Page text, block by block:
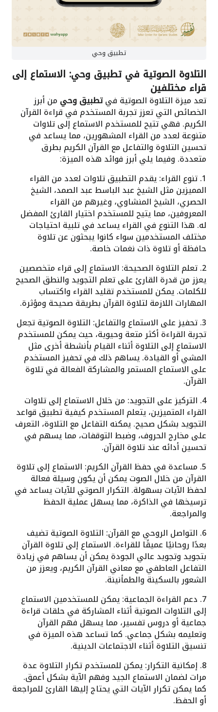
تطبيق وحي
التلاوة الصوتية في تطبيق وحي: الاستماع إلى
قراء مختلفين
تعد ميزة التلاوة الصوتية فيتطبيق وحي من أبرز
الخصائص التي تعزز تجربة المستخدم في قراءة القرآن
الكريم. فهي تتيح للمستخدم الاستماع إلى تلاوات
متنوعة لعدد من القراء المشهورين، مما يساعد في
تحسين التلاوة والتفاعل مع القرآن الكريم بطرق
متعددة. وفيما يلي أبرز فوائد هذه الميزة:
1. تنوع القراء: يقدم التطبيق تلاوات لعدد من القراء
المميزين مثل الشيخ عبد الباسط عبد الصمد، الشيخ
الحصري، الشيخ المنشاوي، وغيرهم من القراء
المعروفين، مما يتيح للمستخدم اختيار القارئ المفضل
له. هذا التنوع في القراء يساعد في تلبية احتياجات
مختلف المستخدمين سواء كانوا يبحثون عن تلاوة
حافظة أو تلاوة ذات نغمات خاصة.
2. تعلم التلاوة الصحيحة: الاستماع إلى قراء متخصصين
يعزز من قدرة القارئ على تعلم التجويد والنطق الصحيح
للكلمات. يمكن للمستخدم تقليد القراء واكتساب
المهارات اللازمة لتلاوة القرآن بطريقة صحيحة ومؤثرة.
3. تحفيز على الاستماع والتفاعل: التلاوة الصوتية تجعل
تجربة القراءة أكثر متعة وحيوية، حيث يمكن للمستخدم
الاستماع إلى التلاوة أثناء القيام بأنشطة أخرى مثل
المشي أو القيادة. يساهم ذلك في تحفيز المستخدم
على الاستماع المستمر والمشاركة الفعالة في تلاوة
القرآن.
4. التركيز على التجويد: من خلال الاستماع إلى تلاوات
القراء المتميزين، يتعلم المستخدم كيفية تطبيق قواعد
التجويد بشكل صحيح. يمكنه التفاعل مع التلاوة، التعرف
على مخارج الحروف، وضبط التوقفات، مما يسهم في
تحسين أدائه عند تلاوة القرآن.
5. مساعدة في حفظ القرآن الكريم: الاستماع إلى تلاوة
القرآن من خلال الصوت يمكن أن يكون وسيلة فعالة
لحفظ الآيات بسهولة. التكرار الصوتي للآيات يساعد في
ترسيخها في الذاكرة، مما يسهل عملية الحفظ
والمراجعة.
6. التواصل الروحي مع القرآن: التلاوة الصوتية تضيف
بعدًا روحانيًا عميقًا للقراءة. الاستماع إلى تلاوة القرآن
بتجويد وتجويد عالي الجودة يمكن أن يساهم في زيادة
التفاعل العاطفي مع معاني القرآن الكريم، ويعزز من
الشعور بالسكينة والطمأنينة.
7. دعم القراءة الجماعية: يمكن للمستخدمين الاستماع
إلى التلاوات الصوتية أثناء المشاركة في حلقات قراءة
جماعية أو دروس تفسير، مما يسهل فهم القرآن
وتعليمه بشكل جماعي. كما تساعد هذه الميزة في
تنسيق التلاوة أثناء الاجتماعات الدينية.
8. إمكانية التكرار: يمكن للمستخدم تكرار التلاوة عدة
مرات لضمان الاستماع الجيد وفهم الآية بشكل أعمق.
كما يمكن تكرار الآيات التي يحتاج إليها القارئ للمراجعة
أو الحفظ.